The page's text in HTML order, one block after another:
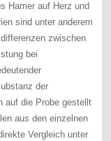
Hamer auf Herz und
sind unter anderem
zwischen
bei
der
auf die Probe gestellt
aus den einzelnen
Vergleich unter